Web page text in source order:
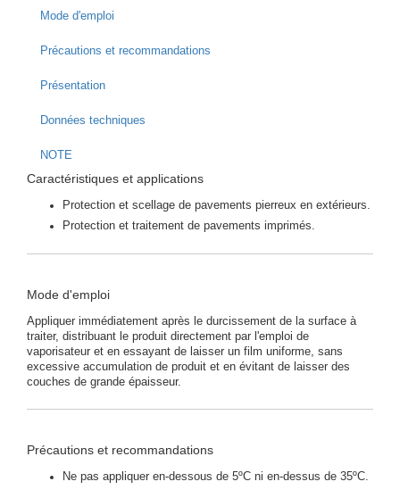
Mode d'emploi
Précautions et recommandations
Présentation
Données techniques
NOTE
Caractéristiques et applications
Protection et scellage de pavements pierreux en extérieurs.
Protection et traitement de pavements imprimés.
Mode d'emploi
Appliquer immédiatement après le durcissement de la surface à
traiter, distribuant le produit directement par l'emploi de
vaporisateur et en essayant de laisser un film uniforme, sans
excessive accumulation de produit et en évitant de laisser des
couches de grande épaisseur.
Précautions et recommandations
Ne pas appliquer en-dessous de 5ºC ni en-dessus de 35ºC.